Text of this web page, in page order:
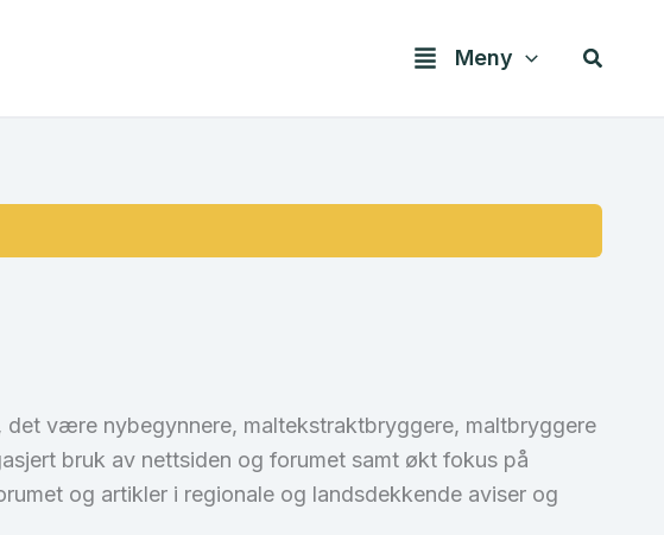
Meny Søk
være nybegynnere, maltekstraktbryggere, maltbryggere
bruk av nettsiden og forumet samt økt fokus på
og artikler i regionale og landsdekkende aviser og